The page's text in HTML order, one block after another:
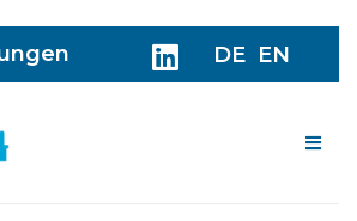
DE EN